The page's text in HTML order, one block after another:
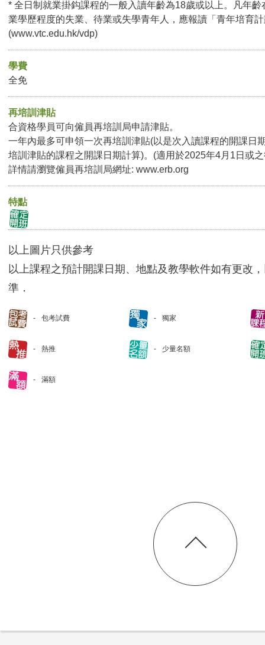
* 全日制就業掛鈎課程的一般入讀年齡為18歲或以上。凡年
業學歷程度的失業、待業或失學青年人，應報讀「青年培育
(www.vtc.edu.hk/vdp)
學費
全免
再培訓津貼
合資格學員可向僱員再培訓局申請津貼。
一年內最多可申領一次再培訓津貼(以是次入讀課程的開課日
培訓津貼的課程之開課日期計算)。(適用於2025年4月1日或
詳情請瀏覽僱員再培訓局網址: www.erb.org
特點
以上圖片只供參考
以上課程之預計開課日期、地點及教學軟件如有更改
準．
包考試費 獨家
熱推 少量名額
滿額